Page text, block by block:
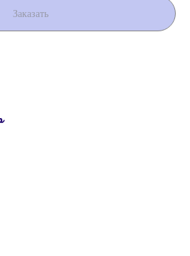
Заказать